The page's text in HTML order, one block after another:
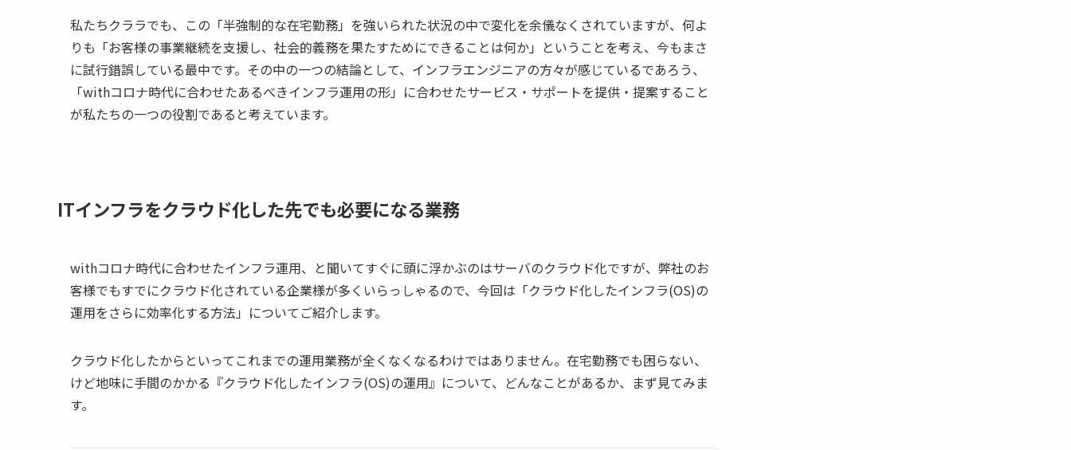
私たちクララでも、この「半強制的な在宅勤務」を強いられた状況の中で変化を余儀なくされていますが、何よ
りも「お客様の事業継続を支援し、社会的義務を果たすためにできることは何か」ということを考え、今もまさ
に試行錯誤している最中です。その中の一つの結論として、インフラエンジニアの方々が感じているであろう、
「withコロナ時代に合わせたあるべきインフラ運用の形」に合わせたサービス・サポートを提供・提案すること
が私たちの一つの役割であると考えています。
ITインフラをクラウド化した先でも必要になる業務
withコロナ時代に合わせたインフラ運用、と聞いてすぐに頭に浮かぶのはサーバのクラウド化ですが、弊社のお
客様でもすでにクラウド化されている企業様が多くいらっしゃるので、今回は「クラウド化したインフラ(OS)の
運用をさらに効率化する方法」についてご紹介します。
クラウド化したからといってこれまでの運用業務が全くなくなるわけではありません。在宅勤務でも困らない、
けど地味に手間のかかる『クラウド化したインフラ(OS)の運用』について、どんなことがあるか、まず見てみま
す。